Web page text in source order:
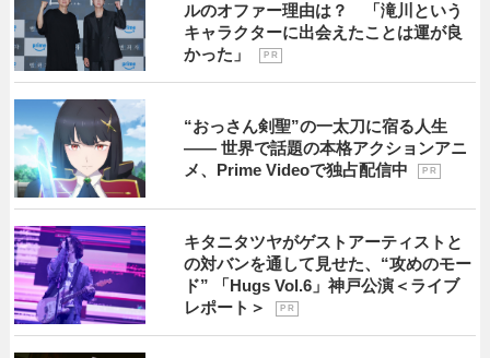
ルのオファー理由は？ 「滝川という
キャラクターに出会えたことは運が良
かった」
P R
“おっさん剣聖”の一太刀に宿る人生
―― 世界で話題の本格アクションアニ
メ、Prime Videoで独占配信中
P R
キタニタツヤがゲストアーティストと
の対バンを通して見せた、“攻めのモー
ド” 「Hugs Vol.6」神戸公演＜ライブ
レポート＞
P R